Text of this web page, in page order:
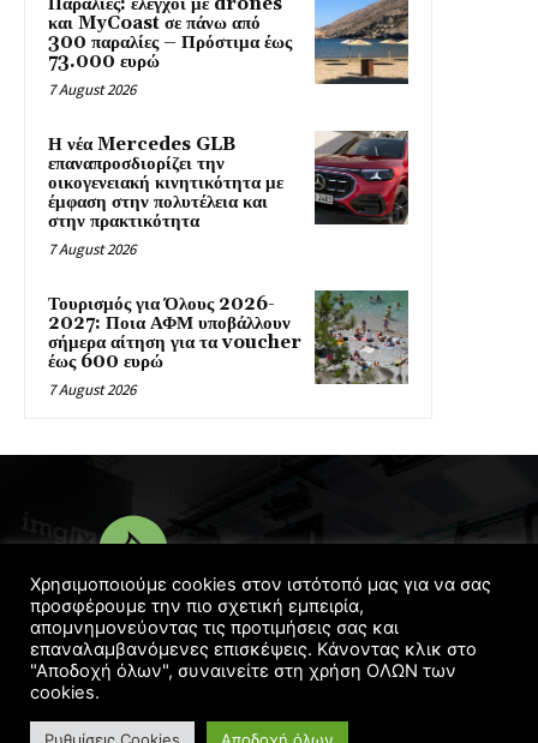
και MyCoast σε πάνω από
300 παραλίες – Πρόστιμα έως
73.000 ευρώ
7 August 2026
Η νέα Mercedes GLB
επαναπροσδιορίζει την
οικογενειακή κινητικότητα με
έμφαση στην πολυτέλεια και
στην πρακτικότητα
7 August 2026
Τουρισμός για Όλους 2026-
2027: Ποια ΑΦΜ υποβάλλουν
σήμερα αίτηση για τα voucher
έως 600 ευρώ
7 August 2026
© Copyright 2016 - 2022 | DesignedGeorgelaskos.com
Χρησιμοποιούμε cookies στον ιστότοπό μας για να σας
προσφέρουμε την πιο σχετική εμπειρία,
απομνημονεύοντας τις προτιμήσεις σας και
επαναλαμβανόμενες επισκέψεις. Κάνοντας κλικ στο
"Αποδοχή όλων", συναινείτε στη χρήση ΟΛΩΝ των
cookies.